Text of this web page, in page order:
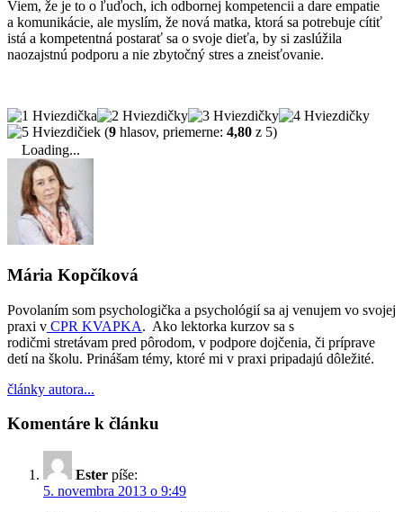
Viem, že je to o ľuďoch, ich odbornej kompetencii a dare empatie
a komunikácie, ale myslím, že nová matka, ktorá sa potrebuje cítiť
istá a kompetentná postarať sa o svoje dieťa, by si zaslúžila
naozajstnú podporu a nie zbytočný stres a zneisťovanie.
(9 hlasov, priemerne: 4,80 z 5)
Loading...
Mária Kopčíková
Povolaním som psychologička a psychológií sa aj venujem vo svojej
praxi v CPR KVAPKA. Ako lektorka kurzov sa s
rodičmi stretávam pred pôrodom, v podpore dojčenia, či príprave
detí na školu. Prinášam témy, ktoré mi v praxi pripadajú dôležité.
články autora...
Komentáre k článku
Ester píše:
5. novembra 2013 o 9:49